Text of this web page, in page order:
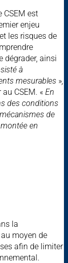
CSEM est
enjeu
les risques de
dégrader, ainsi
à
mesurables »
CSEM. « En
des conditions
de
en
la
moyen de
afin de limiter